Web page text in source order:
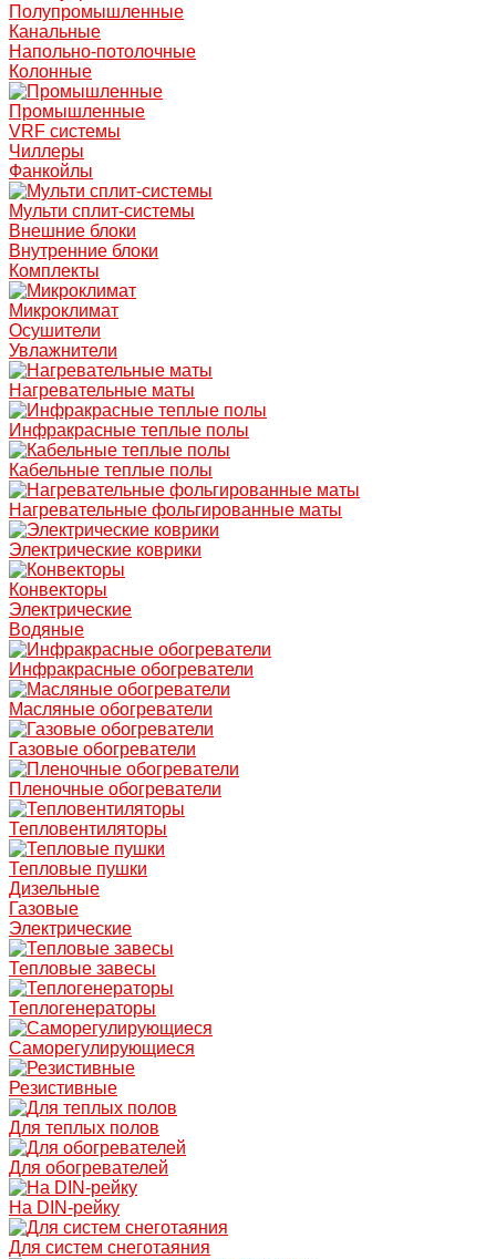
Полупромышленные
Канальные
Напольно-потолочные
Колонные
Промышленные
VRF системы
Чиллеры
Фанкойлы
Мульти сплит-системы
Внешние блоки
Внутренние блоки
Комплекты
Микроклимат
Осушители
Увлажнители
Нагревательные маты
Инфракрасные теплые полы
Кабельные теплые полы
Нагревательные фольгированные маты
Электрические коврики
Конвекторы
Электрические
Водяные
Инфракрасные обогреватели
Масляные обогреватели
Газовые обогреватели
Пленочные обогреватели
Тепловентиляторы
Тепловые пушки
Дизельные
Газовые
Электрические
Тепловые завесы
Теплогенераторы
Саморегулирующиеся
Резистивные
Для теплых полов
Для обогревателей
На DIN-рейку
Для систем снеготаяния